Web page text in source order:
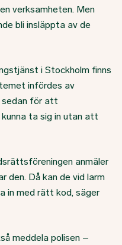
verksamheten. Men
bli insläppta av de
i Stockholm finns
infördes av
sedan för att
ta sig in utan att
anmäler
den. Då kan de vid larm
in med rätt kod, säger
meddela polisen –